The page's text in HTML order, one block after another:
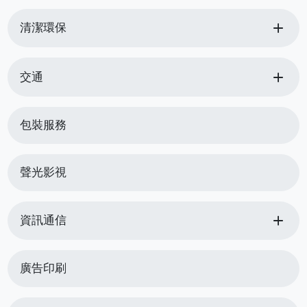
清潔環保 add
交通 add
包裝服務
聲光影視
資訊通信 add
廣告印刷